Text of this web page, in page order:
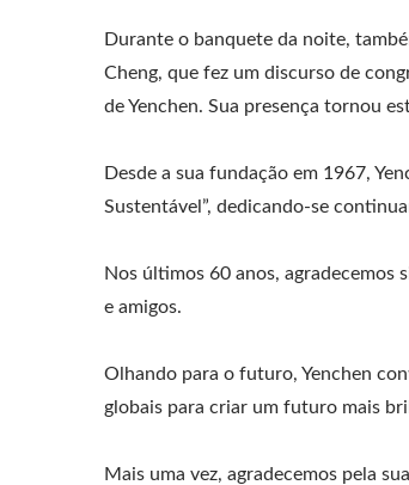
Durante o banquete da noite,
Cheng, que fez um discurso de
de Yenchen. Sua presença tornou
Desde a sua fundação em 1967,
Sustentável”, dedicando-se
Nos últimos 60 anos, agradecemos
e amigos.
Olhando para o futuro, Yenchen
globais para criar um futuro mais
Mais uma vez, agradecemos pela